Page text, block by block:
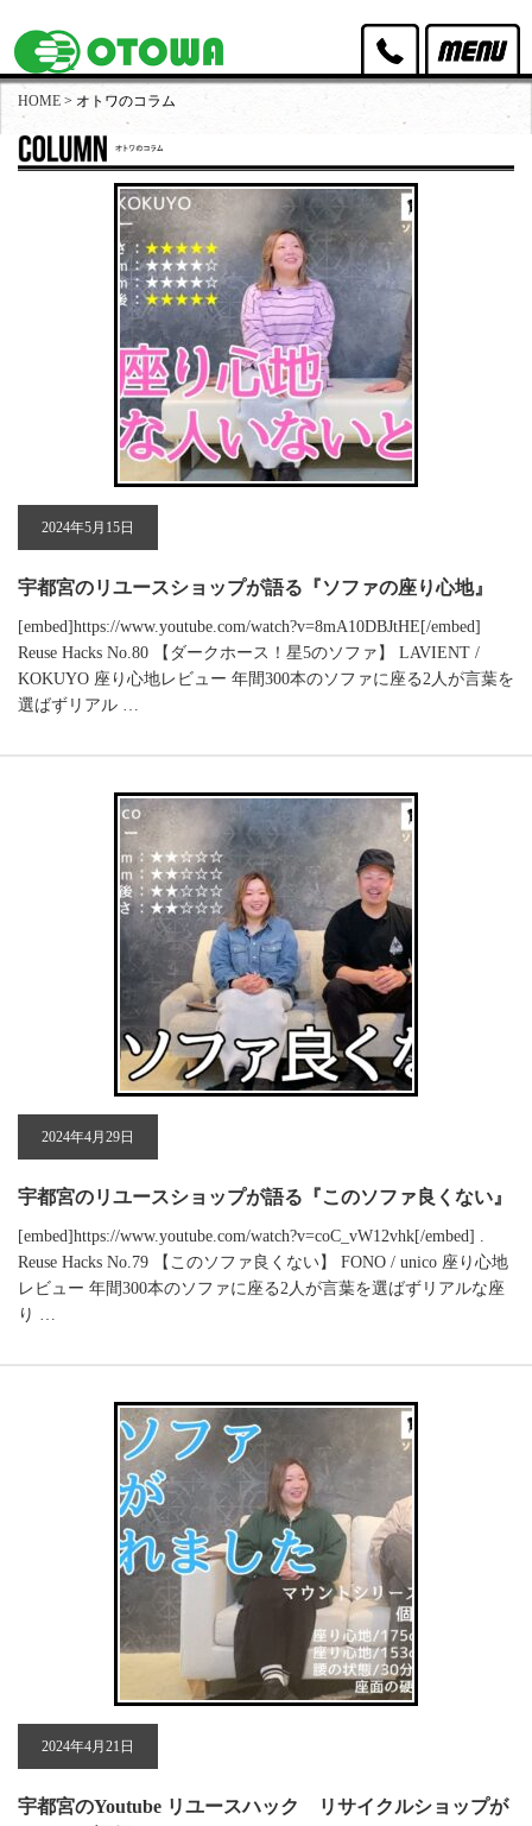
オトワリバースのポリシー
取扱家具
出張買取・店頭買取
HOME > オトワのコラム
2024年5月15日
宇都宮のリユースショップが語る『ソファの座り心地』
[embed]https://www.youtube.com/watch?v=8mA10DBJtHE[/embed]
Reuse Hacks No.80 【ダークホース！星5のソファ】 LAVIENT /
KOKUYO 座り心地レビュー 年間300本のソファに座る2人が言葉を
選ばずリアル …
2024年4月29日
宇都宮のリユースショップが語る『このソファ良くない』
[embed]https://www.youtube.com/watch?v=coC_vW12vhk[/embed] .
Reuse Hacks No.79 【このソファ良くない】 FONO / unico 座り心地
レビュー 年間300本のソファに座る2人が言葉を選ばずリアルな座
り …
2024年4月21日
宇都宮のYoutube リユースハック リサイクルショップが